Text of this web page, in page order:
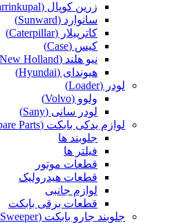
زرین کوپال (Zarrinkupal)
سانوارد (Sunward)
کاترپیلار (Caterpillar)
کیس (Case)
نیو هلند (New Holland)
هیوندای (Hyundai)
لودر (Loader)
ولوو (Volvo)
لودر سانی (Sany)
لوازم یدکی بابکت (Bobcat Spare Parts)
جلوبند ها
فیلتر ها
قطعات موتور
قطعات هیدرولیک
لوازم جانبی
قطعات برقی بابکت
جلوبند جارو بابکت (Bobcat Sweeper)